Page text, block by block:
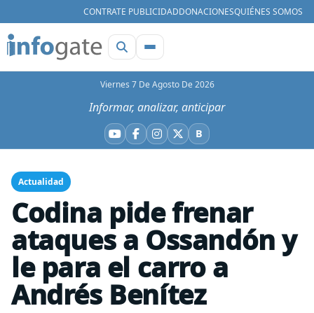
CONTRATE PUBLICIDADDONACIONESQUIÉNES SOMOS
Viernes 7 De Agosto De 2026
Informar, analizar, anticipar
YouTube
Facebook
Instagram
X BBluesky
Actualidad
Codina pide frenar
ataques a Ossandón y
le para el carro a
Andrés Benítez